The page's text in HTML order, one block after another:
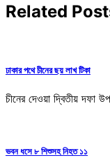
Related
ঢাকার পথে চীনের ছয় লাখ টিকা
চীনের দেওয়া দ্বিতীয় দফা
ভবন ধসে ৮ শিশুসহ নিহত ১১